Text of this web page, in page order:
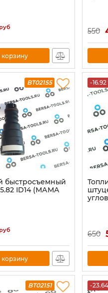
руб
корзину
550
BT02155
быстросъемный
ID14 (МАМА
руб
корзину
-16.92
650
BT02151 -